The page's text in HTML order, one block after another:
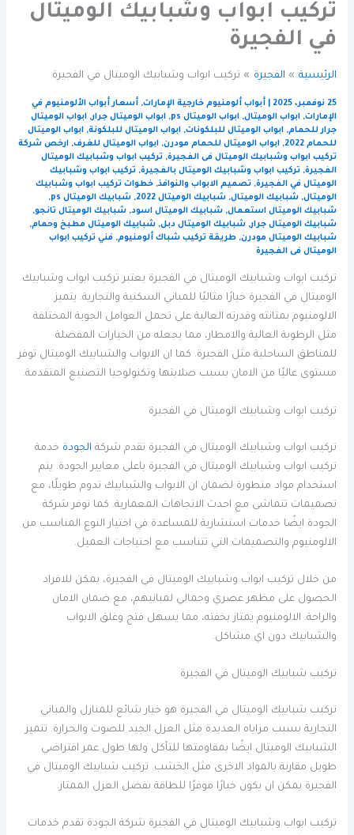
تركيب ابواب وشبابيك الوميتال
في الفجيرة
الرئيسية الفجيرة تركيب ابواب وشبابيك الوميتال في الفجيرة
25 نوفمبر، 2025 |أبواب ألومنيوم خارجية الإمارات,أسعار أبواب الألومنيوم في
الإمارات,ابواب الوميتال,ابواب الوميتال ps ,ابواب الوميتال جرار,ابواب الوميتال
جرار للحمام,ابواب الوميتال للبلكونات,ابواب الوميتال للبلكونة,ابواب الوميتال
للحمام 2022
,ابواب الوميتال للحمام مودرن,ابواب الوميتال للغرف,ارخص شركة
تركيب ابواب وشبابيك الوميتال فى الفجيرة,تركيب ابواب وشبابيك الوميتال
الفجيرة,تركيب ابواب وشبابيك الوميتال بالفجيرة,تركيب ابواب وشبابيك
الوميتال في الفجيرة,تصميم الابواب والنوافذ,خطوات تركيب ابواب وشبابيك
الوميتال,شبابيك الوميتال,شبابيك الوميتال 2022 ,شبابيك الوميتال ps
,
شبابيك الوميتال استعمال,شبابيك الوميتال اسود,شبابيك الوميتال تانجو,
شبابيك الوميتال جرار,شبابيك الوميتال دبل,شبابيك الوميتال مطبخ وحمام,
شبابيك الوميتال مودرن, طريقة تركيب شباك ألومنيوم,فني تركيب ابواب
الوميتال فى الفجيرة
تركيب ابواب وشبابيك الوميتال في الفجيرة يعتبر تركيب ابواب وشبابيك
الوميتال في الفجيرة خيارًا مثاليًا للمباني السكنية والتجارية. يتميز
الالومنيوم بمتانته وقدرته العالية على تحمل العوامل الجوية المختلفة
مثل الرطوبة العالية والامطار، مما يجعله من الخيارات المفضلة
للمناطق الساحلية مثل الفجيرة. كما ان الابواب والشبابيك الوميتال توفر
مستوى عاليًا من الامان بسبب صلابتها وتكنولوجيا التصنيع المتقدمة.
تركيب ابواب وشبابيك الوميتال في الفجيرة
تركيب ابواب وشبابيك الوميتال في الفجيرة تقدم شركة الجودة خدمة
تركيب ابواب وشبابيك الوميتال في الفجيرة باعلى معايير الجودة. يتم
استخدام مواد متطورة لضمان ان الابواب والشبابيك تدوم طويلًا، مع
تصميمات تتماشى مع احدث الاتجاهات المعمارية. كما توفر شركة
الجودة ايضًا خدمات استشارية للمساعدة في اختيار النوع المناسب من
الالومنيوم والتصميمات التي تتناسب مع احتياجات العميل.
من خلال تركيب ابواب وشبابيك الوميتال في الفجيرة، يمكن للافراد
الحصول على مظهر عصري وجمالي لمبانيهم، مع ضمان الامان
والراحة. الالومنيوم يمتاز بخفته، مما يسهل فتح وغلق الابواب
والشبابيك دون اي مشاكل.
تركيب شبابيك الوميتال في الفجيرة
تركيب شبابيك الوميتال في الفجيرة هو خيار شائع للمنازل والمباني
التجارية بسبب مزاياه العديدة مثل العزل الجيد للصوت والحرارة. تتميز
الشبابيك الوميتال ايضًا بمقاومتها للتآكل ولها طول عمر افتراضي
طويل مقارنة بالمواد الاخرى مثل الخشب. تركيب شبابيك الوميتال في
الفجيرة يمكن ان يكون خيارًا موفرًا للطاقة بفضل العزل الممتاز.
تركيب ابواب وشبابيك الوميتال في الفجيرة شركة الجودة تقدم خدمات